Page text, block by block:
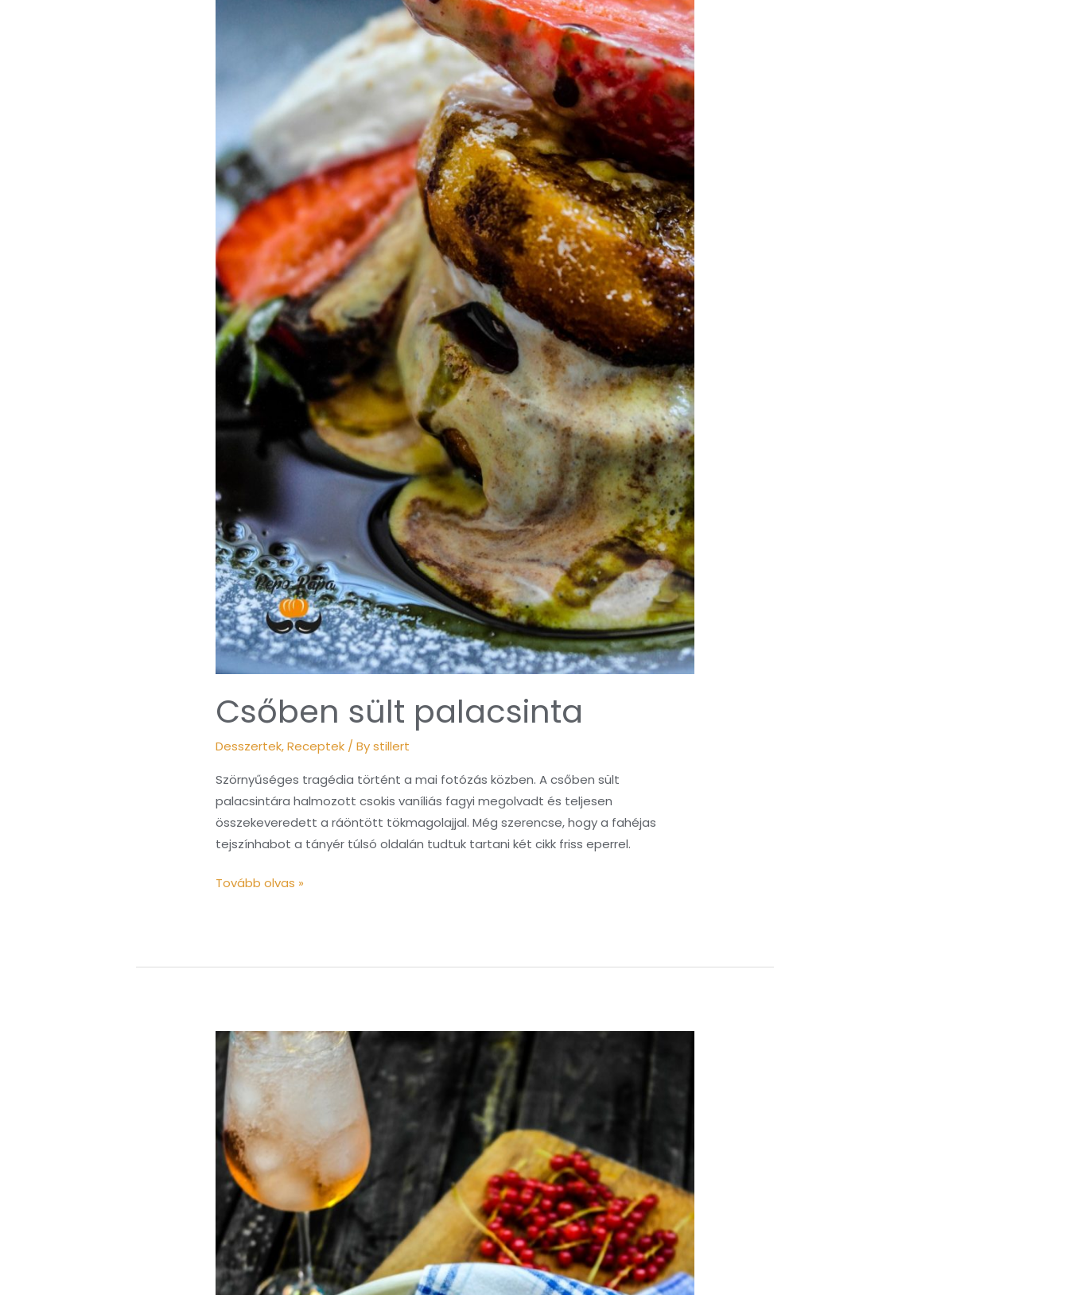
Csőben sült palacsinta
Desszertek,Receptek/ Bystillert
Szörnyűséges tragédia történt a mai fotózás közben. A csőben sült
palacsintára halmozott csokis vaníliás fagyi megolvadt és teljesen
összekeveredett a ráöntött tökmagolajjal. Még szerencse, hogy a fahéjas
tejszínhabot a tányér túlsó oldalán tudtuk tartani két cikk friss eperrel.
Tovább olvas »
Tökmagolajjal
gyúrt
krumplis
pogácsa